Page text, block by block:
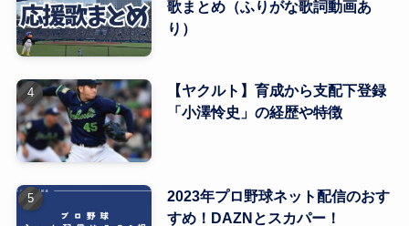
歌まとめ（ふりがな歌詞動画あ
り）
【ヤクルト】育成から支配下登録
「小澤怜史」の経歴や特徴
2023年プロ野球ネット配信のおす
すめ！DAZNとスカパー！